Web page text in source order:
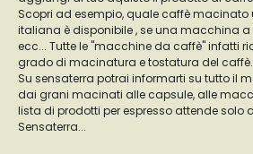
Scopri ad esempio, quale caffè
italiana è disponibile , se una macchina a
ecc... Tutte le "macchine da caffè" infatti
grado di macinatura e tostatura del caffè.
Su sensaterra potrai informarti su tutto il
dai grani macinati alle capsule, alle
lista di prodotti per espresso attende solo
Sensaterra...